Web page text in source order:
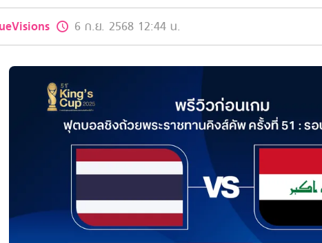
วทั้งหมด
นส์
กอบการ
6 ก.ย. 2568 12:44 น.